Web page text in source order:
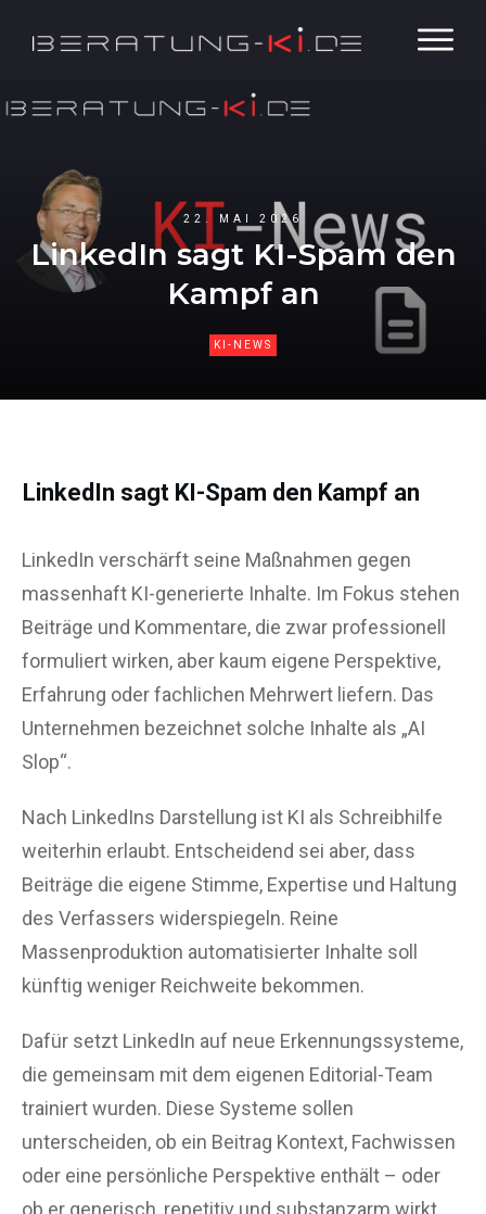
22. MAI 2026
LinkedIn sagt KI-Spam den
Kampf an
KI-NEWS
LinkedIn sagt KI-Spam den Kampf an
LinkedIn verschärft seine Maßnahmen gegen
massenhaft KI-generierte Inhalte. Im Fokus stehen
Beiträge und Kommentare, die zwar professionell
formuliert wirken, aber kaum eigene Perspektive,
Erfahrung oder fachlichen Mehrwert liefern. Das
Unternehmen bezeichnet solche Inhalte als „AI
Slop“.
Nach LinkedIns Darstellung ist KI als Schreibhilfe
weiterhin erlaubt. Entscheidend sei aber, dass
Beiträge die eigene Stimme, Expertise und Haltung
des Verfassers widerspiegeln. Reine
Massenproduktion automatisierter Inhalte soll
künftig weniger Reichweite bekommen.
Dafür setzt LinkedIn auf neue Erkennungssysteme,
die gemeinsam mit dem eigenen Editorial-Team
trainiert wurden. Diese Systeme sollen
unterscheiden, ob ein Beitrag Kontext, Fachwissen
oder eine persönliche Perspektive enthält – oder
ob er generisch, repetitiv und substanzarm wirkt.